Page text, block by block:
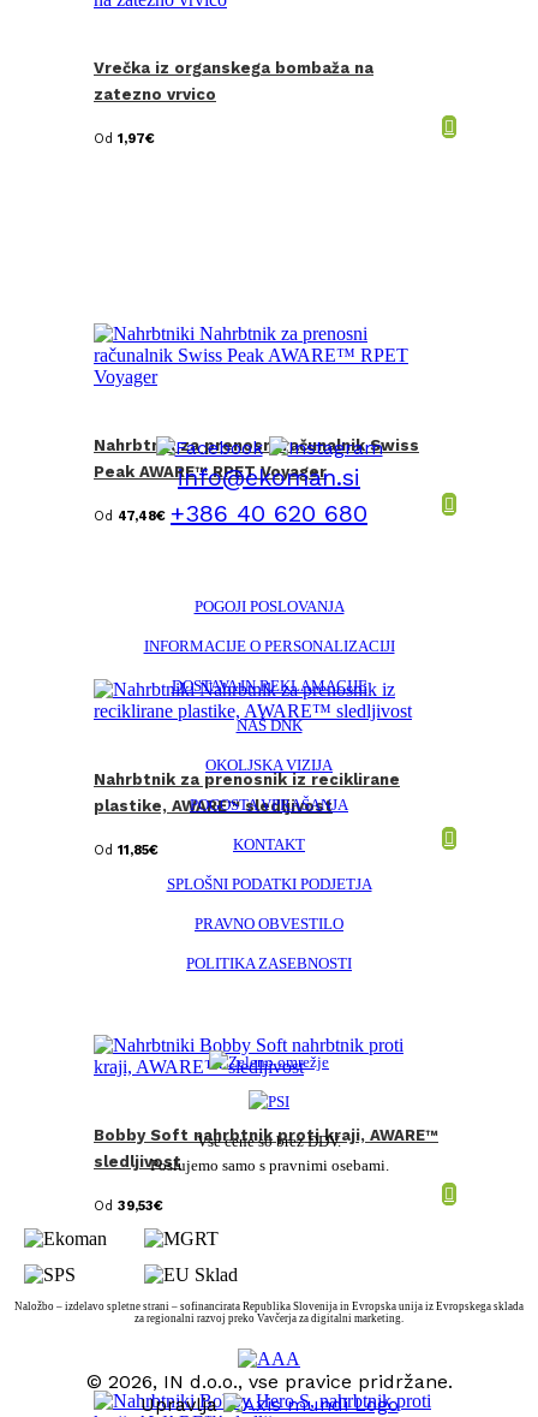
Vrečka iz organskega bombaža na
zatezno vrvico
Od 1,97€
Nahrbtnik za prenosni računalnik Swiss
Peak AWARE™ RPET Voyager
Od 47,48€
Nahrbtnik za prenosnik iz reciklirane
plastike, AWARE™ sledljivost
Od 11,85€
Bobby Soft nahrbtnik proti kraji, AWARE™
sledljivost
Od 39,53€
info@ekoman.si
+386 40 620 680
POGOJI POSLOVANJA
INFORMACIJE O PERSONALIZACIJI
DOSTAVA IN REKLAMACIJE
NAŠ DNK
OKOLJSKA VIZIJA
POGOSTA VPRAŠANJA
KONTAKT
SPLOŠNI PODATKI PODJETJA
PRAVNO OBVESTILO
POLITIKA ZASEBNOSTI
Vse cene so brez DDV.
Poslujemo samo s pravnimi osebami.
Naložbo – izdelavo spletne strani – sofinancirata Republika Slovenija in Evropska unija iz Evropskega sklada
za regionalni razvoj preko Vavčerja za digitalni marketing.
© 2026, IN d.o.o., vse pravice pridržane.
Upravlja